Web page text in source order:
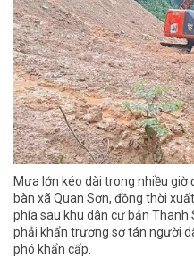
Mưa lớn kéo dài trong nhiều giờ
bàn xã Quan Sơn, đồng thời
phía sau khu dân cư bản Thanh
phải khẩn trương sơ tán người
phó khẩn cấp.